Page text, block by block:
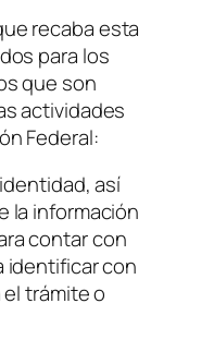
recaba esta
para los
que son
actividades
Federal:
así
la información
contar con
identificar con
trámite o